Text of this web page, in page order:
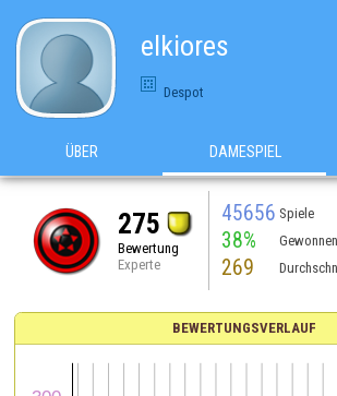
elkiores
Despot
ÜBER DAMESPIEL
275
Bewertung
Experte
45656 Spiele
38% Gewonnen
269
BEWERTUNGSVERLAUF